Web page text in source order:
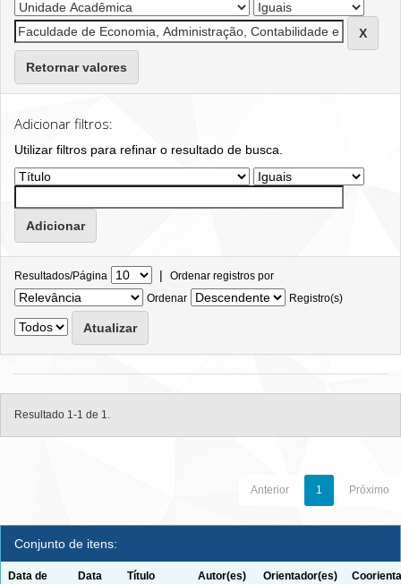
Retornar valores
Adicionar filtros:
Utilizar filtros para refinar o resultado de busca.
Resultados/Página | Ordenar registros por
Ordenar
Registro(s)
Resultado 1-1 de 1.
Anterior 1 Próximo
Conjunto de itens:
Data de
Data
Título Autor(es) Orientador(es)